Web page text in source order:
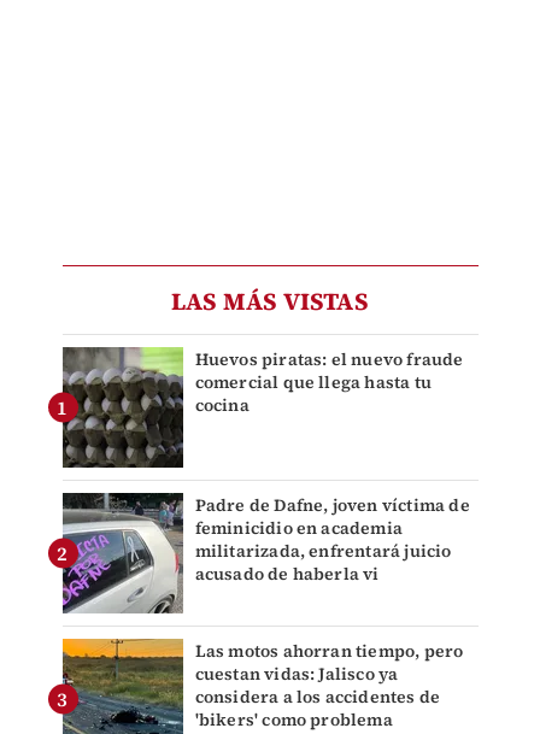
LAS MÁS VISTAS
Huevos piratas: el nuevo fraude
comercial que llega hasta tu
cocina
Padre de Dafne, joven víctima de
feminicidio en academia
militarizada, enfrentará juicio
acusado de haberla vi
Las motos ahorran tiempo, pero
cuestan vidas: Jalisco ya
considera a los accidentes de
'bikers' como problema